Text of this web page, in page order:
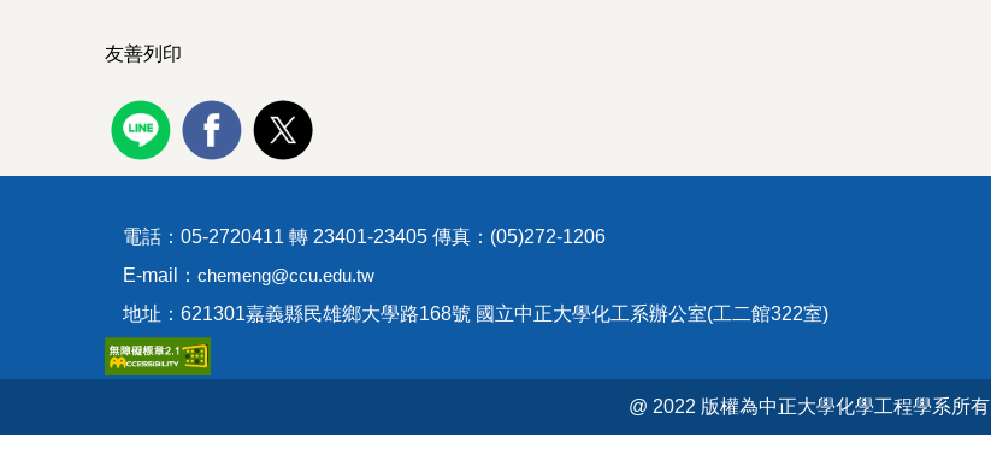
友善列印
電話：05-2720411 轉 23401-23405 傳真：(05)272-1206
E-mail： chemeng@ccu.edu.tw
地址：621301嘉義縣民雄鄉大學路168號 國立中正大學化工系辦公室(工二館322室)
@ 2022 版權為中正大學化學工程學系所有